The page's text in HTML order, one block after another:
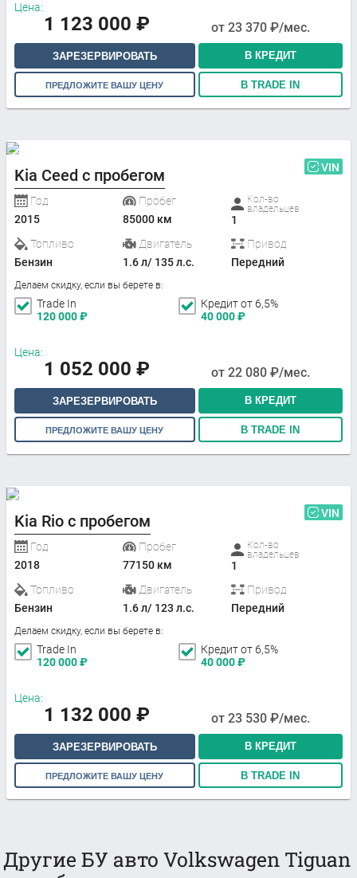
Цена:
1 123 000 ₽ от 23 370 ₽/мес.
ЗАРЕЗЕРВИРОВАТЬ В КРЕДИТ
ПРЕДЛОЖИТЕ ВАШУ ЦЕНУ В TRADE IN
Kia Ceed с пробегом VIN
Год
2015
Пробег
85000 км
Кол-во
владельцев
1
Топливо
Бензин
Двигатель
1.6 л/ 135 л.с.
Привод
Передний
Делаем скидку, если вы берете в:
Trade In
120 000₽
Кредит от 6,5%
40 000₽
Цена:
1 052 000 ₽ от 22 080 ₽/мес.
ЗАРЕЗЕРВИРОВАТЬ В КРЕДИТ
ПРЕДЛОЖИТЕ ВАШУ ЦЕНУ В TRADE IN
Kia Rio с пробегом VIN
Год
2018
Пробег
77150 км
Кол-во
владельцев
1
Топливо
Бензин
Двигатель
1.6 л/ 123 л.с.
Привод
Передний
Делаем скидку, если вы берете в:
Trade In
120 000₽
Кредит от 6,5%
40 000₽
Цена:
1 132 000 ₽ от 23 530 ₽/мес.
ЗАРЕЗЕРВИРОВАТЬ В КРЕДИТ
ПРЕДЛОЖИТЕ ВАШУ ЦЕНУ В TRADE IN
Другие БУ авто Volkswagen Tiguan